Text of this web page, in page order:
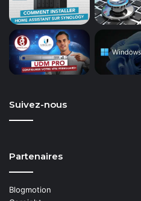
Suivez-nous
Partenaires
Blogmotion